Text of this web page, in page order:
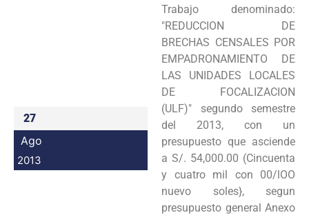
Programas
Intranet
27
Ago
2013
Trabajo denominado:
"REDUCCION DE
BRECHAS CENSALES POR
EMPADRONAMIENTO DE
LAS UNIDADES LOCALES
DE FOCALIZACION
(ULF)" segundo semestre
del 2013, con un
presupuesto que asciende
a S/. 54,000.00 (Cincuenta
y cuatro mil con 00/lOO
nuevo soles}, segun
presupuesto general Anexo